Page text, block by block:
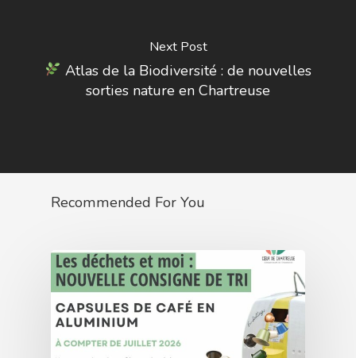
Next Post
Atlas de la Biodiversité : de nouvelles
sorties nature en Chartreuse
Recommended For You